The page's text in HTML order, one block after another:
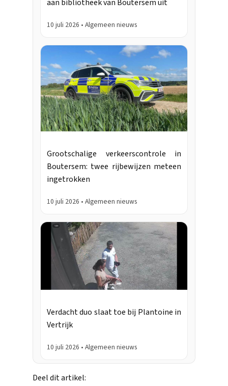
aan bibliotheek van Boutersem uit
10 juli 2026 • Algemeen nieuws
Grootschalige verkeerscontrole in
Boutersem: twee rijbewijzen meteen
ingetrokken
10 juli 2026 • Algemeen nieuws
Verdacht duo slaat toe bij Plantoine in
Vertrijk
10 juli 2026 • Algemeen nieuws
Deel dit artikel: